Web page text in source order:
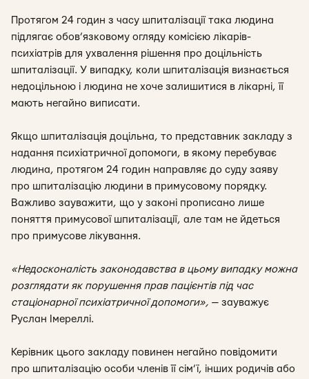
Протягом 24 годин з часу шпиталізації така людина
підлягає обов’язковому огляду комісією лікарів-
психіатрів для ухвалення рішення про доцільність
шпиталізації. У випадку, коли шпиталізація визнається
недоцільною і людина не хоче залишитися в лікарні, її
мають негайно виписати.
Якщо шпиталізація доцільна, то представник закладу з
надання психіатричної допомоги, в якому перебуває
людина, протягом 24 годин направляє до суду заяву
про шпиталізацію людини в примусовому порядку.
Важливо зауважити, що у законі прописано лише
поняття примусової шпиталізації, але там не йдеться
про примусове лікування.
«Недосконалість законодавства в цьому випадку можна
розглядати як порушення прав пацієнтів під час
стаціонарної психіатричної допомоги», — зауважує
Руслан Імереллі.
Керівник цього закладу повинен негайно повідомити
про шпиталізацію особи членів її сім’ї, інших родичів або